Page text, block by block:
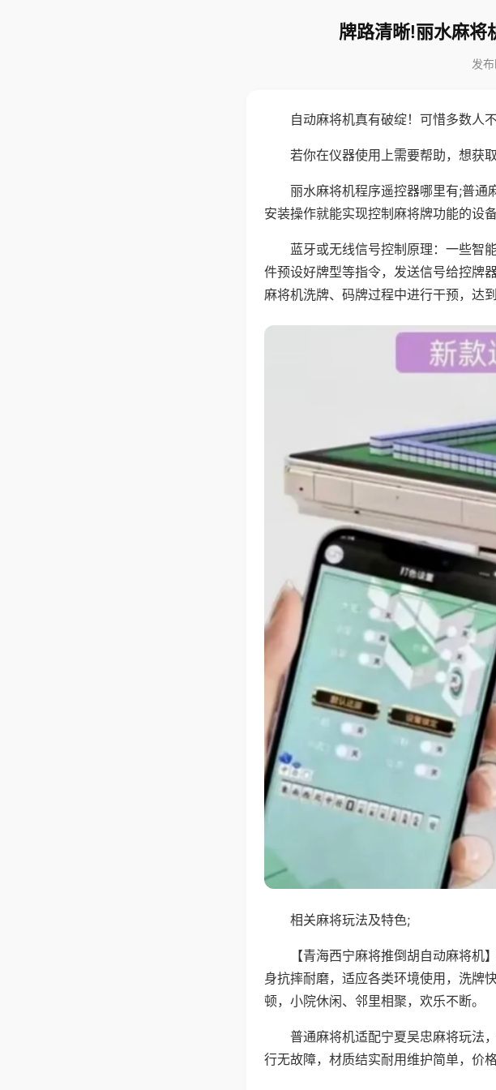
牌路清晰!丽水麻将
发
自动麻将机真有破绽！可惜多数人
若你在仪器使用上需要帮助，想获
丽水麻将机程序遥控器哪里有;普通
安装操作就能实现控制麻将牌功能的设备
蓝牙或无线信号控制原理：一些智
件预设好牌型等指令，发送信号给控牌
麻将机洗牌、码牌过程中进行干预，达到
相关麻将玩法及特色;
【青海西宁麻将推倒胡自动麻将
身抗摔耐磨，适应各类环境使用，洗牌
顿，小院休闲、邻里相聚，欢乐不断。
普通麻将机适配宁夏吴忠麻将玩法
行无故障，材质结实耐用维护简单，价格